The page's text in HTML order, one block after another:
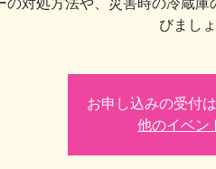
の対処方法や、災害時の冷蔵
びましょ
お申し込みの受付
他のイベン